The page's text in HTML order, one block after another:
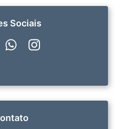
Sociais